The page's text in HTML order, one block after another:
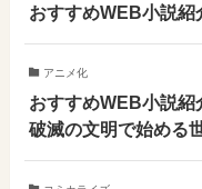
おすすめWEB小説紹
アニメ化
おすすめWEB小説紹
破滅の文明で始める